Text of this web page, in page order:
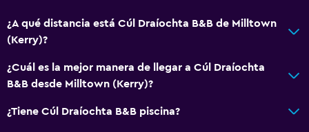
¿A qué distancia está Cúl Draíochta B&B de Milltown
(Kerry)?
¿Cuál es la mejor manera de llegar a Cúl Draíochta
B&B desde Milltown (Kerry)?
¿Tiene Cúl Draíochta B&B piscina?